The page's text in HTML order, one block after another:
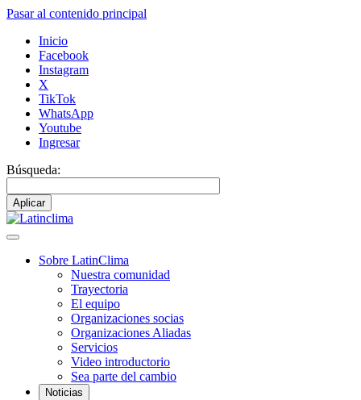
Pasar al contenido principal
Inicio
Facebook
Instagram
X
TikTok
WhatsApp
Youtube
Ingresar
Búsqueda:
Navegación
Sobre LatinClima
Nuestra comunidad
Trayectoria
El equipo
Organizaciones socias
Organizaciones Aliadas
Servicios
Video introductorio
Sea parte del cambio
Noticias